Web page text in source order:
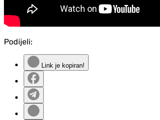
Podijeli:
Link je kopiran!